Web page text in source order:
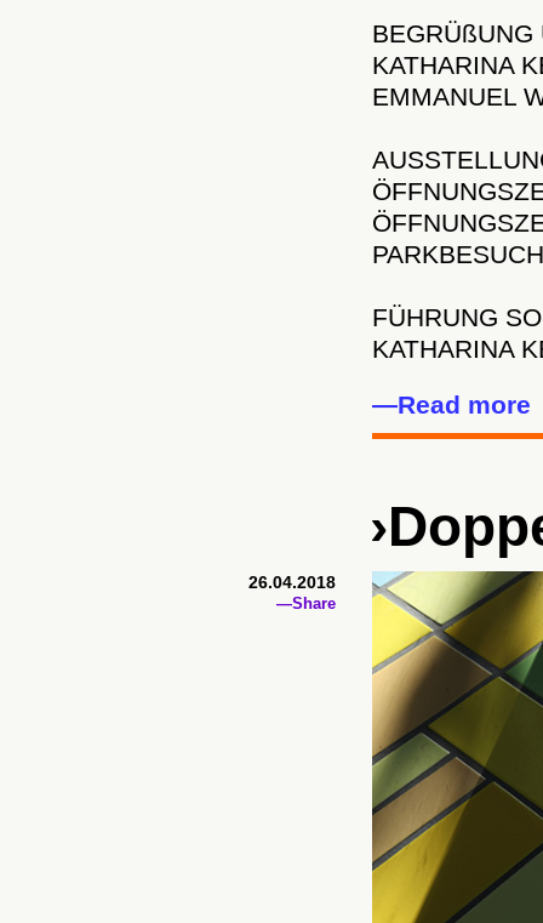
BEGRÜßUNG
KATHARINA
EMMANUEL
FÜHRUNG
KATHARINA
—Read more
26.04.2018
—Share